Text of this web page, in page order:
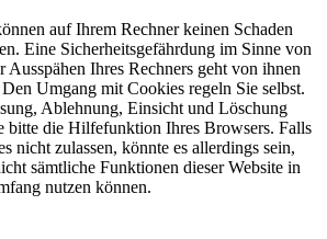
auf Ihrem Rechner keinen Schaden
Eine Sicherheitsgefährdung im Sinne von
Ausspähen Ihres Rechners geht von ihnen
Umgang mit Cookies regeln Sie selbst.
Ablehnung, Einsicht und Löschung
bitte die Hilfefunktion Ihres Browsers. Falls
nicht zulassen, könnte es allerdings sein,
sämtliche Funktionen dieser Website in
nutzen können.